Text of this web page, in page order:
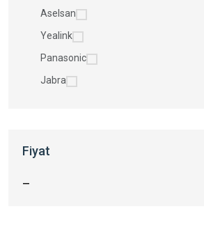
Aselsan
Yealink
Panasonic
Jabra
Fiyat
—